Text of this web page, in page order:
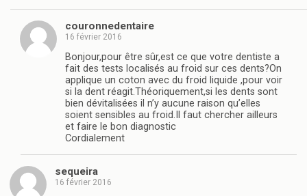
couronnedentaire
16 février 2016
Bonjour,pour être sûr,est ce que votre dentiste a
fait des tests localisés au froid sur ces dents?On
applique un coton avec du froid liquide ,pour voir
si la dent réagit.Théoriquement,si les dents sont
bien dévitalisées il n’y aucune raison qu’elles
soient sensibles au froid.Il faut chercher ailleurs
et faire le bon diagnostic
Cordialement
sequeira
16 février 2016